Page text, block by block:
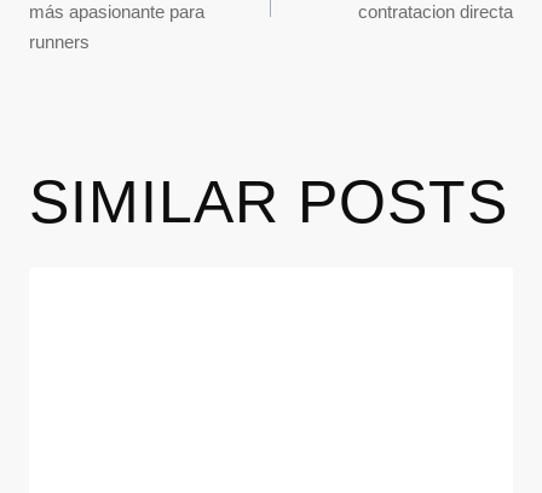
más apasionante para
runners
contratacion directa
SIMILAR POSTS